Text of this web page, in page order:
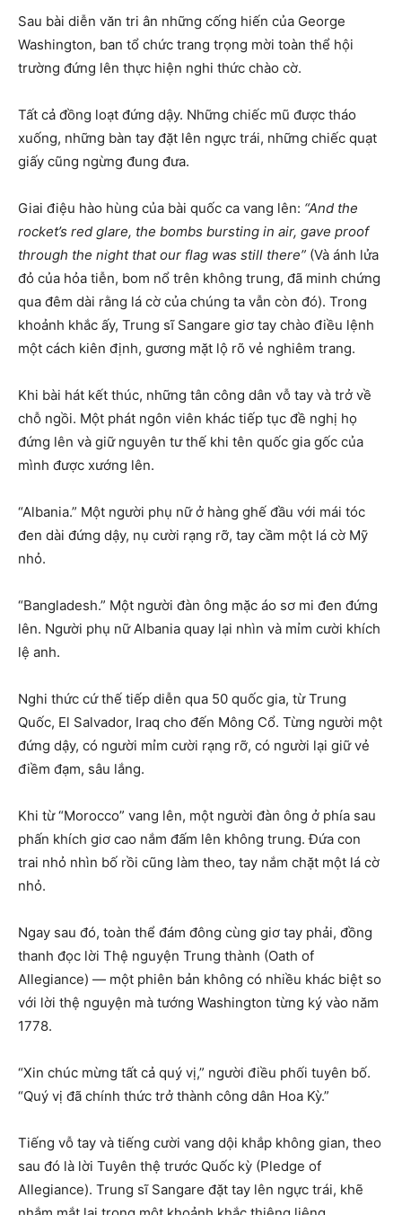
Sau bài diễn văn tri ân những cống hiến của George
Washington, ban tổ chức trang trọng mời toàn thể hội
trường đứng lên thực hiện nghi thức chào cờ.
Tất cả đồng loạt đứng dậy. Những chiếc mũ được tháo
xuống, những bàn tay đặt lên ngực trái, những chiếc quạt
giấy cũng ngừng đung đưa.
Giai điệu hào hùng của bài quốc ca vang lên: “And the
rocket’s red glare, the bombs bursting in air, gave proof
through the night that our flag was still there” (Và ánh lửa
đỏ của hỏa tiễn, bom nổ trên không trung, đã minh chứng
qua đêm dài rằng lá cờ của chúng ta vẫn còn đó). Trong
khoảnh khắc ấy, Trung sĩ Sangare giơ tay chào điều lệnh
một cách kiên định, gương mặt lộ rõ vẻ nghiêm trang.
Khi bài hát kết thúc, những tân công dân vỗ tay và trở về
chỗ ngồi. Một phát ngôn viên khác tiếp tục đề nghị họ
đứng lên và giữ nguyên tư thế khi tên quốc gia gốc của
mình được xướng lên.
“Albania.” Một người phụ nữ ở hàng ghế đầu với mái tóc
đen dài đứng dậy, nụ cười rạng rỡ, tay cầm một lá cờ Mỹ
nhỏ.
“Bangladesh.” Một người đàn ông mặc áo sơ mi đen đứng
lên. Người phụ nữ Albania quay lại nhìn và mỉm cười khích
lệ anh.
Nghi thức cứ thế tiếp diễn qua 50 quốc gia, từ Trung
Quốc, El Salvador, Iraq cho đến Mông Cổ. Từng người một
đứng dậy, có người mỉm cười rạng rỡ, có người lại giữ vẻ
điềm đạm, sâu lắng.
Khi từ “Morocco” vang lên, một người đàn ông ở phía sau
phấn khích giơ cao nắm đấm lên không trung. Đứa con
trai nhỏ nhìn bố rồi cũng làm theo, tay nắm chặt một lá cờ
nhỏ.
Ngay sau đó, toàn thể đám đông cùng giơ tay phải, đồng
thanh đọc lời Thệ nguyện Trung thành (Oath of
Allegiance) — một phiên bản không có nhiều khác biệt so
với lời thệ nguyện mà tướng Washington từng ký vào năm
1778.
“Xin chúc mừng tất cả quý vị,” người điều phối tuyên bố.
“Quý vị đã chính thức trở thành công dân Hoa Kỳ.”
Tiếng vỗ tay và tiếng cười vang dội khắp không gian, theo
sau đó là lời Tuyên thệ trước Quốc kỳ (Pledge of
Allegiance). Trung sĩ Sangare đặt tay lên ngực trái, khẽ